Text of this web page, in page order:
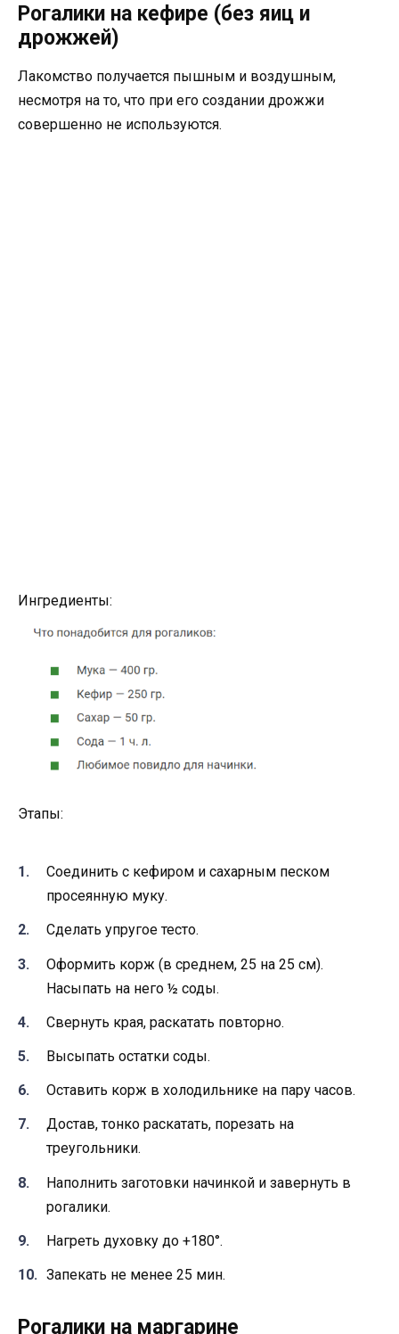
Рогалики на кефире (без яиц и
дрожжей)
Лакомство получается пышным и воздушным,
несмотря на то, что при его создании дрожжи
совершенно не используются.
Ингредиенты:
Этапы:
Соединить с кефиром и сахарным песком
просеянную муку.
Сделать упругое тесто.
Оформить корж (в среднем, 25 на 25 см).
Насыпать на него ½ соды.
Свернуть края, раскатать повторно.
Высыпать остатки соды.
Оставить корж в холодильнике на пару часов.
Достав, тонко раскатать, порезать на
треугольники.
Наполнить заготовки начинкой и завернуть в
рогалики.
Нагреть духовку до +180°.
Запекать не менее 25 мин.
Рогалики на маргарине